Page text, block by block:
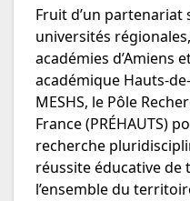
Fruit d’un
universités
académies d’Amiens
académique Hauts-
MESHS, le Pôle
France (PRÉHAUTS)
recherche
réussite éducative de
l’ensemble du